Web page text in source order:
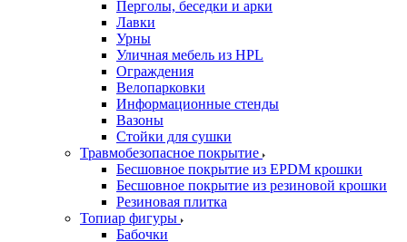
Перголы, беседки и арки
Лавки
Урны
Уличная мебель из HPL
Ограждения
Велопарковки
Информационные стенды
Вазоны
Стойки для сушки
Травмобезопасное покрытие
Бесшовное покрытие из EPDM крошки
Бесшовное покрытие из резиновой крошки
Резиновая плитка
Топиар фигуры
Бабочки